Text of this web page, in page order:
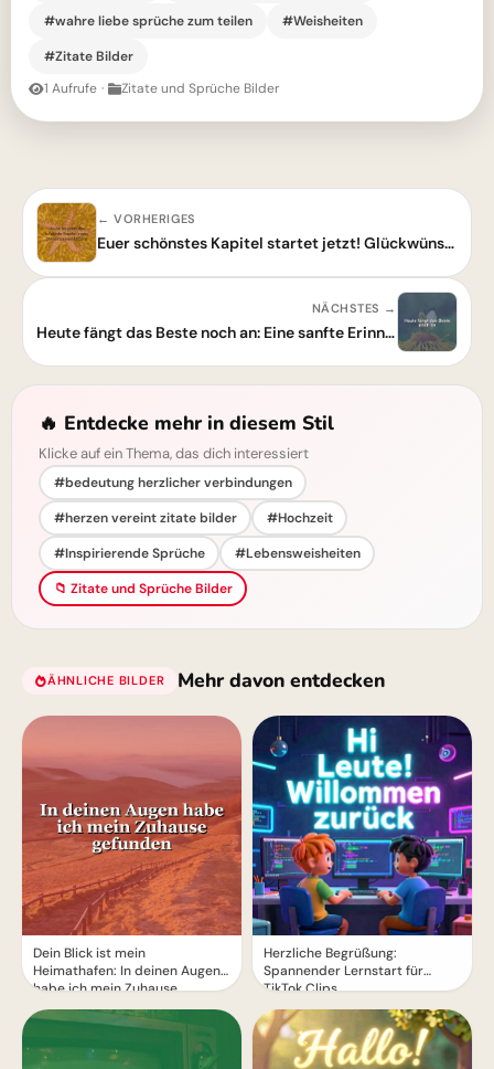
#wahre liebe sprüche zum teilen
#Weisheiten
#Zitate Bilder
1 Aufrufe · Zitate und Sprüche Bilder
← VORHERIGES
Euer schönstes Kapitel startet jetzt! Glückwünsche & Spruchbilder für Verliebte
NÄCHSTES →
Heute fängt das Beste noch an: Eine sanfte Erinnerung an den Neubeginn
🔥 Entdecke mehr in diesem Stil
Klicke auf ein Thema, das dich interessiert
#bedeutung herzlicher verbindungen
#herzen vereint zitate bilder
#Hochzeit
#Inspirierende Sprüche
#Lebensweisheiten
📁 Zitate und Sprüche Bilder
ÄHNLICHE BILDER Mehr davon entdecken
Dein Blick ist mein
Heimathafen: In deinen Augen
habe ich mein Zuhause
gefunden
Co.!
Herzliche Begrüßung:
Spannender Lernstart für
TikTok Clips